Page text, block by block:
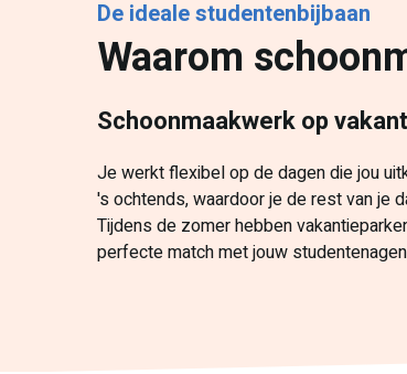
De ideale studentenbijbaan
Waarom
Schoonmaakwerk op
Je werkt flexibel op de dagen die jou
's ochtends, waardoor je de rest van je
Tijdens de zomer hebben
perfecte match met jouw